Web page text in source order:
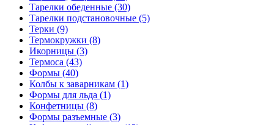
Тарелки обеденные (30)
Тарелки подстановочные (5)
Терки (9)
Термокружки (8)
Икорницы (3)
Термоса (43)
Формы (40)
Колбы к заварникам (1)
Формы для льда (1)
Конфетницы (8)
Формы разъемные (3)